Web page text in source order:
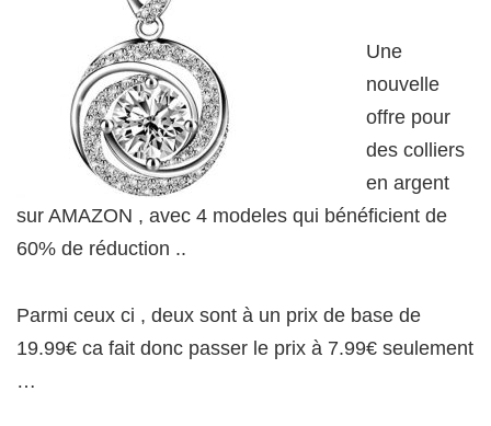
Une
nouvelle
offre pour
des colliers
en argent
sur AMAZON , avec 4 modeles qui bénéficient de
60% de réduction ..
Parmi ceux ci , deux sont à un prix de base de
19.99€ ca fait donc passer le prix à 7.99€ seulement
…